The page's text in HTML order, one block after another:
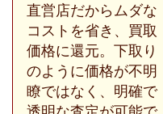
直営店だからムダな
コストを省き、買取
価格に還元。下取り
のように価格が不明
瞭ではなく、明確で